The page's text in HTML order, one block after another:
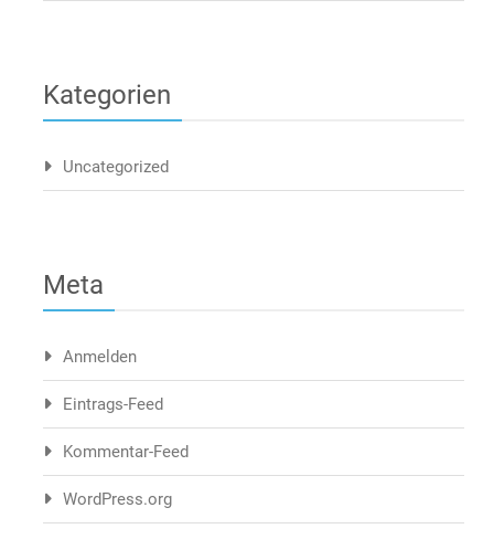
Kategorien
Uncategorized
Meta
Anmelden
Eintrags-Feed
Kommentar-Feed
WordPress.org